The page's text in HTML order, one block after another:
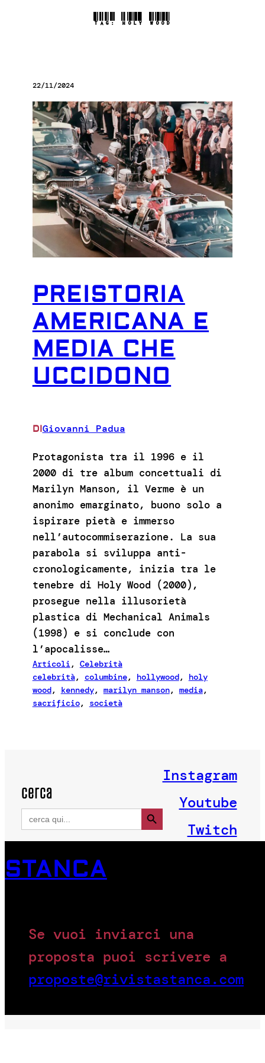
TAG:HOLY WOOD
22/11/2024
PREISTORIA
AMERICANA E
MEDIA CHE
UCCIDONO
DIGiovanni Padua
Protagonista tra il 1996 e il
2000 di tre album concettuali di
Marilyn Manson, il Verme è un
anonimo emarginato, buono solo a
ispirare pietà e immerso
nell’autocommiserazione. La sua
parabola si sviluppa anti-
cronologicamente, inizia tra le
tenebre di Holy Wood (2000),
prosegue nella illusorietà
plastica di Mechanical Animals
(1998) e si conclude con
l’apocalisse…
Articoli, Celebrità
celebrità, columbine, hollywood, holy
wood, kennedy, marilyn manson, media
sacrificio, società
cerca
Search
for:
Search Button
Instagram
Youtube
Twitch
STANCA
Se vuoi inviarci una
proposta puoi scrivere a
proposte@rivistastanca.com